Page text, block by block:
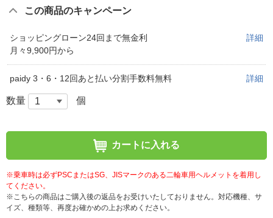
この商品のキャンペーン
ショッピングローン24回まで無金利
月々9,900円から
詳細
paidy 3・6・12回あと払い分割手数料無料 詳細
数量 個
カートに入れる
※乗車時は必ずPSCまたはSG、JISマークのある二輪車用ヘルメットを着用し
てください。
※こちらの商品はご購入後の返品をお受けいたしておりません。対応機種、サ
イズ、種類等、再度お確かめの上お求めください。